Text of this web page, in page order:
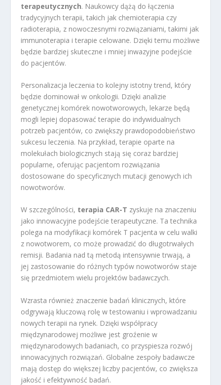
terapeutycznych. Naukowcy dążą do łączenia
tradycyjnych terapii, takich jak chemioterapia czy
radioterapia, z nowoczesnymi rozwiązaniami, takimi jak
immunoterapia i terapie celowane. Dzięki temu możliwe
będzie bardziej skuteczne i mniej inwazyjne podejście
do pacjentów.
Personalizacja leczenia to kolejny istotny trend, który
będzie dominował w onkologii. Dzięki analizie
genetycznej komórek nowotworowych, lekarze będą
mogli lepiej dopasować terapie do indywidualnych
potrzeb pacjentów, co zwiększy prawdopodobieństwo
sukcesu leczenia. Na przykład, terapie oparte na
molekułach biologicznych stają się coraz bardziej
popularne, oferując pacjentom rozwiązania
dostosowane do specyficznych mutacji genowych ich
nowotworów.
W szczególności, terapia CAR-T zyskuje na znaczeniu
jako innowacyjne podejście terapeutyczne. Ta technika
polega na modyfikacji komórek T pacjenta w celu walki
z nowotworem, co może prowadzić do długotrwałych
remisji. Badania nad tą metodą intensywnie trwają, a
jej zastosowanie do różnych typów nowotworów staje
się przedmiotem wielu projektów badawczych.
Wzrasta również znaczenie badań klinicznych, które
odgrywają kluczową rolę w testowaniu i wprowadzaniu
nowych terapii na rynek. Dzięki współpracy
międzynarodowej możliwe jest groźenie w
międzynarodowych badaniach, co przyspiesza rozwój
innowacyjnych rozwiązań. Globalne zespoły badawcze
mają dostęp do większej liczby pacjentów, co zwiększa
jakość i efektywność badań.